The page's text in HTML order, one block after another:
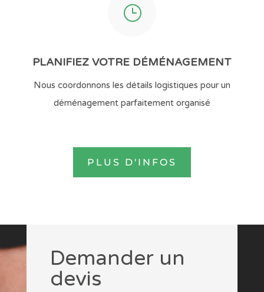
}
PLANIFIEZ VOTRE DÉMÉNAGEMENT
Nous coordonnons les détails logistiques pour un
déménagement parfaitement organisé
PLUS D'INFOS
Demander un
devis